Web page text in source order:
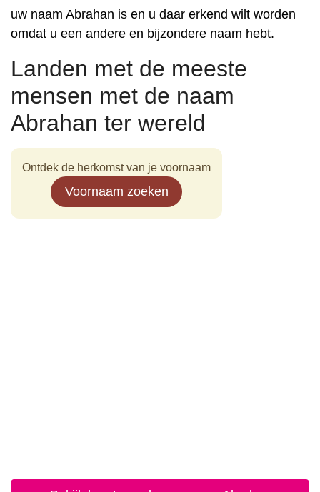
uw naam Abrahan is en u daar erkend wilt worden
omdat u een andere en bijzondere naam hebt.
Landen met de meeste
mensen met de naam
Abrahan ter wereld
Ontdek de herkomst van je voornaam
Voornaam zoeken